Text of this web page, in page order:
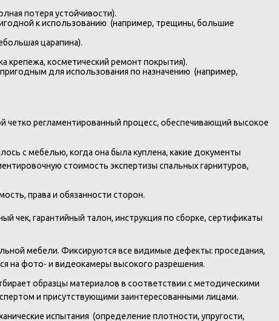
потеря устойчивости).
к использованию (например, трещины, большие
царапина).
крепежа, косметический ремонт покрытия).
для использования по назначению (например,
четко регламентированный процесс, обеспечивающий высокое
с мебелью, когда она была куплена, какие документы
стоимость экспертизы спальных гарнитуров,
права и обязанности сторон.
чек, гарантийный талон, инструкция по сборке, сертификаты
мебели. Фиксируются все видимые дефекты: проседания,
на фото- и видеокамеры высокого разрешения.
образцы материалов в соответствии с методическими
и присутствующими заинтересованными лицами.
испытания (определение плотности, упругости,